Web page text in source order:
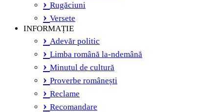
Rugăciuni
Versete
INFORMAȚIE
Adevăr politic
Limba română la-ndemână
Minutul de cultură
Proverbe românești
Reclame
Recomandare